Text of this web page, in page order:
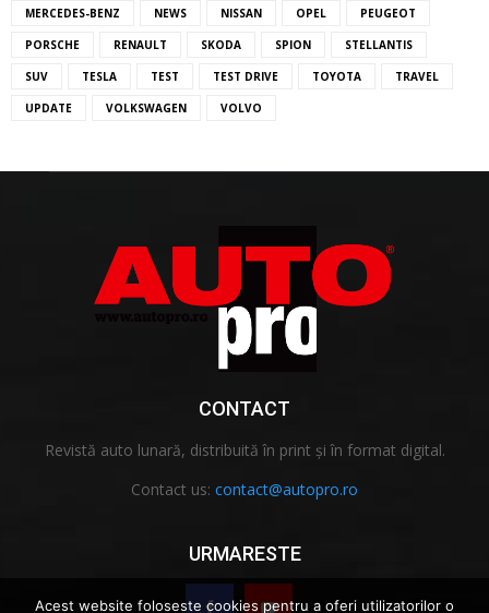
MERCEDES-BENZ NEWS NISSAN OPEL PEUGEOT
PORSCHE RENAULT SKODA SPION STELLANTIS
SUV TESLA TEST TEST DRIVE TOYOTA TRAVEL
UPDATE VOLKSWAGEN VOLVO
CONTACT
Revistă auto lunară, distribuită în print și în format digital.
Contact us: contact@autopro.ro
URMARESTE
Acest website foloseste cookies pentru a oferi utilizatorilor o